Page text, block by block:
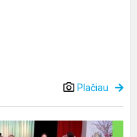
Plačiau